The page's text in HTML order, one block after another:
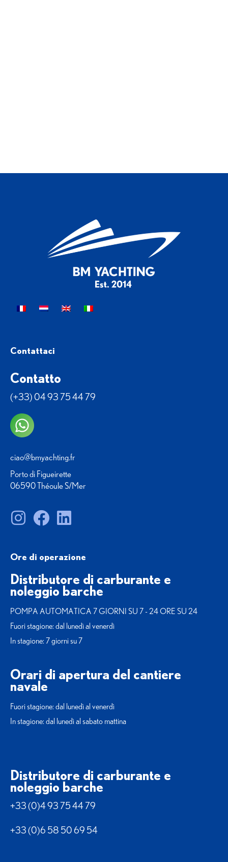
Contattaci
Contatto
(+33) 04 93 75 44 79
ciao@bmyachting.fr
Porto di Figueirette
06590 Théoule S/Mer
Ore di operazione
Distributore di carburante e
noleggio barche
POMPA AUTOMATICA 7 GIORNI SU 7 - 24 ORE SU 24
Fuori stagione: dal lunedì al venerdì
In stagione: 7 giorni su 7
Orari di apertura del cantiere
navale
Fuori stagione: dal lunedì al venerdì
In stagione: dal lunedì al sabato mattina
Distributore di carburante e
noleggio barche
+33 (0)4 93 75 44 79
+33 (0)6 58 50 69 54